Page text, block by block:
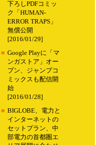
下ろしPDFコミッ
ク「HUMAN-
ERROR TRAPS」
無償公開
[2016/01/29]
■ Google Playに「マ
ンガストア」オー
プン、ジャンプコ
ミックスも配信開
始
[2016/01/28]
■ BIGLOBE、電力と
インターネットの
セットプラン、中
部電力の首都圏エ